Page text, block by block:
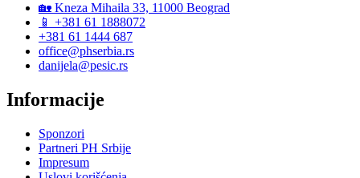
🏡 Kneza Mihaila 33, 11000 Beograd
📱 +381 61 1888072
+381 61 1444 687
office@phserbia.rs
danijela@pesic.rs
Informacije
Sponzori
Partneri PH Srbije
Impresum